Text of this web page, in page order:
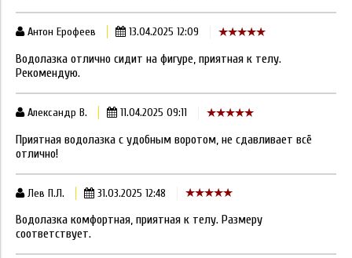
Антон Ерофеев 13.04.2025 12:09
Водолазка отлично сидит на фигуре, приятная к телу.
Рекомендую.
Александр В. 11.04.2025 09:11
Приятная водолазка с удобным воротом, не сдавливает всё
отлично!
Лев П.Л. 31.03.2025 12:48
Водолазка комфортная, приятная к телу. Размеру
соответствует.